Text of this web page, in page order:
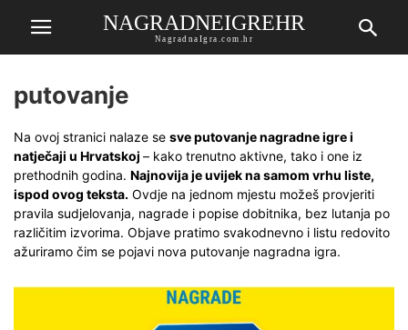
NAGRADNEIGREHR
NagradnaIgra.com.hr
putovanje
Na ovoj stranici nalaze se sve putovanje nagradne igre i
natječaji u Hrvatskoj – kako trenutno aktivne, tako i one iz
prethodnih godina. Najnovija je uvijek na samom vrhu liste,
ispod ovog teksta. Ovdje na jednom mjestu možeš provjeriti
pravila sudjelovanja, nagrade i popise dobitnika, bez lutanja po
različitim izvorima. Objave pratimo svakodnevno i listu redovito
ažuriramo čim se pojavi nova putovanje nagradna igra.